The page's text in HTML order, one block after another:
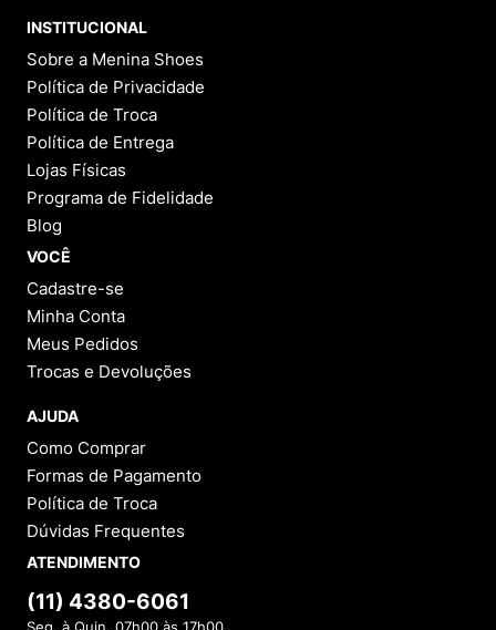
Categorias
INSTITUCIONAL
Sobre a Menina Shoes
Política de Troca
Política de Entrega
Programa de Fidelidade
Blog
VOCÊ
Cadastre-se
Minha Conta
Meus Pedidos
Trocas e Devoluções
AJUDA